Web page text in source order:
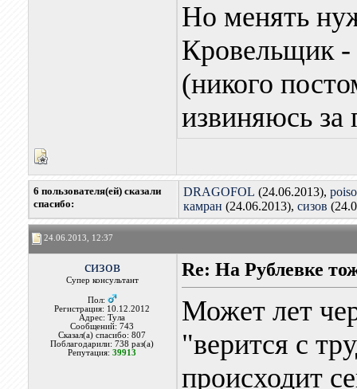
Но менять
Кровельщик -
(никого
извиняюсь за
6 пользователя(ей) сказали
cпасибо:
DRAGOFOL (24.06.2013),
камран (24.06.2013), сизов
24.06.2013, 12:37
сизов
Супер консультант
Пол:
Регистрация: 10.12.2012
Адрес: Тула
Сообщений: 743
Сказал(а) спасибо: 807
Поблагодарили: 738 раз(а)
Репутация:39913
Re: На Рублевке
Может лет
"верится с
происходит